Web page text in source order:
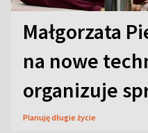
Małgorzata
na nowe
organizuje
Planuję długie życie